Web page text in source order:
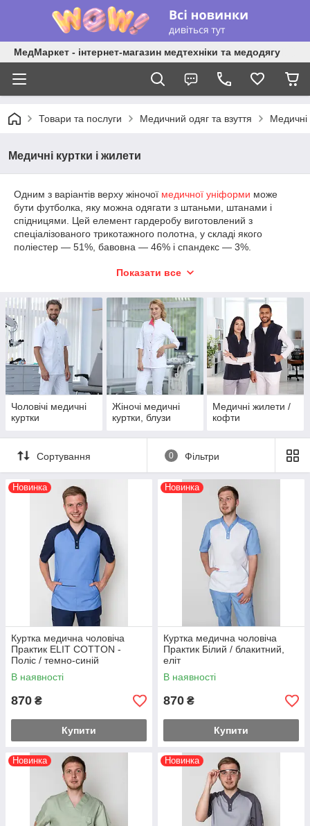
МедМаркет - інтернет-магазин медтехніки та медодягу
Товари та послуги Медичний одяг та взуття Медичні
Медичні куртки і жилети
Одним з варіантів верху жіночої медичної уніформи може
бути футболка, яку можна одягати з штаньми, штанами і
спідницями. Цей елемент гардеробу виготовлений з
спеціалізованого трикотажного полотна, у складі якого
поліестер ― 51%, бавовна ― 46% і спандекс ― 3%.
інтернет-магазині «Медмаркет». В наявності та під
широкою розмірною сіткою.
Показати все
Чоловічі медичні
куртки
Жіночі медичні
куртки, блузи
Медичні жилети /
кофти
Сортування 0 Фільтри
Новинка
Куртка медична чоловіча
Практик ELIT COTTON -
Поліс / темно-синій
В наявності
870 ₴
Купити
Новинка
Куртка медична чоловіча
Практик Білий / блакитний,
еліт
В наявності
870 ₴
Купити
Новинка Новинка